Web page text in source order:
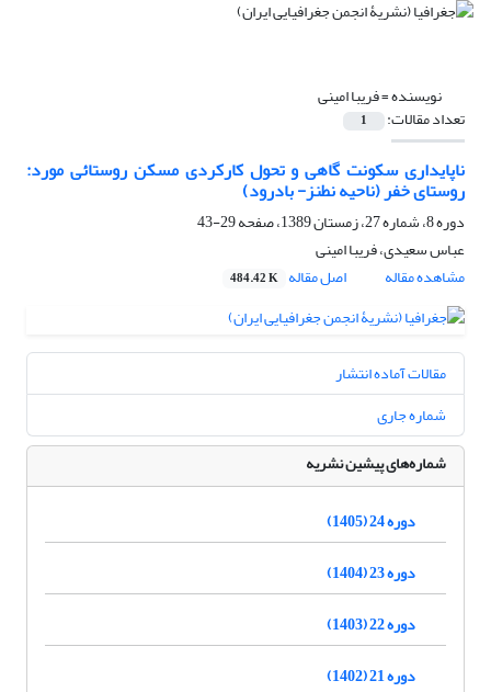
نویسنده =فریبا امینی
تعداد مقالات: 1
ناپایداری سکونت گاهی و تحول کارکردی مسکن روستائی مورد:
روستای خفر (ناحیه نطنز- بادرود)
دوره 8، شماره 27، زمستان 1389، صفحه
29-43
عباس سعیدی، فریبا امینی
مشاهده مقاله
اصل مقاله 484.42 K
مقالات آماده انتشار
شماره جاری
شماره‌های پیشین نشریه
دوره 24 (1405)
دوره 23 (1404)
دوره 22 (1403)
دوره 21 (1402)